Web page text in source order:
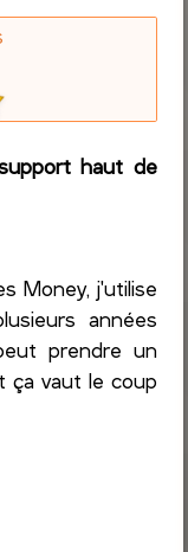
haut de
Money, j'utilise
années
prendre un
ça vaut le coup